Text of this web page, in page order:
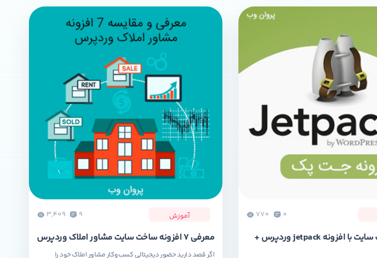
0
770
افزایش سرعت سایت با افزونه jetpack وردپرس +
آموزش 9
3,409
معرفی 7 افزونه ساخت سایت مشاور املاک وردپرس
اگر قصد دارید حضور دیجیتالی کسب‌و‌کار مشاور املاک خود را